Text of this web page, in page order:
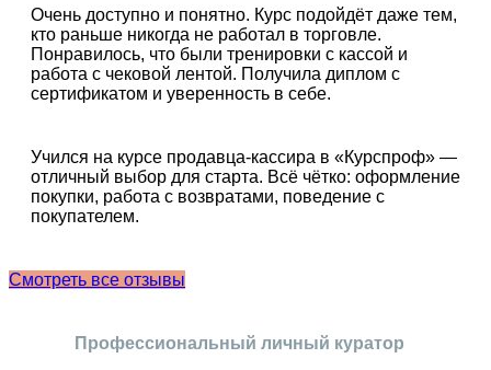
Очень доступно и понятно. Курс подойдёт даже тем,
кто раньше никогда не работал в торговле.
Понравилось, что были тренировки с кассой и
работа с чековой лентой. Получила диплом с
сертификатом и уверенность в себе.
Учился на курсе продавца-кассира в «Курспроф» —
отличный выбор для старта. Всё чётко: оформление
покупки, работа с возвратами, поведение с
покупателем.
Смотреть все отзывы
Профессиональный личный куратор